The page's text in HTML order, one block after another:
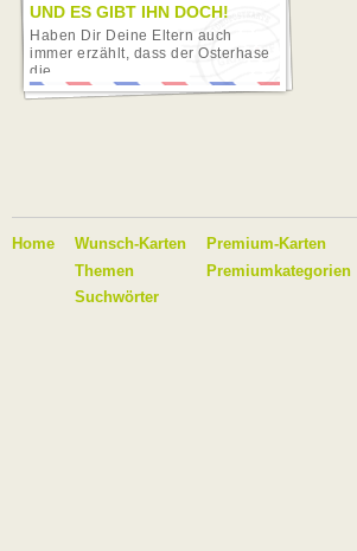
UND ES GIBT IHN DOCH!
Haben Dir Deine Eltern auch
immer erzählt, dass der Osterhase
die...
Home
Wunsch-Karten
Themen
Suchwörter
Premium-Karten
Premiumkategorien